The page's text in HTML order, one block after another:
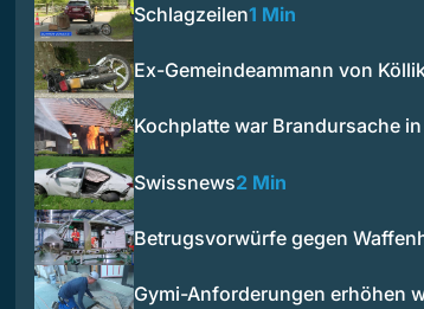
Schlagzeilen1 Min
Ex-Gemeindeammann von
Kochplatte war Brandursache
Swissnews2 Min
Betrugsvorwürfe gegen
Gymi-Anforderungen erhöhen